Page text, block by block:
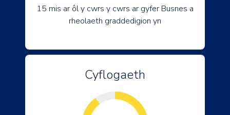
15 mis ar ôl y cwrs y cwrs ar gyfer Busnes a
rheolaeth graddedigion yn
Cyflogaeth